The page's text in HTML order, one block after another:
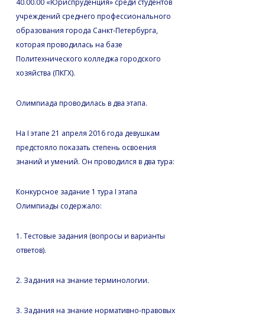
40.00.00 «Юриспруденция» среди студентов
учреждений среднего профессионального
образования города Санкт-Петербурга,
которая проводилась на базе
Политехнического колледжа городского
хозяйства (ПКГХ).
Олимпиада проводилась в два этапа.
На I этапе 21 апреля 2016 года девушкам
предстояло показать степень освоения
знаний и умений. Он проводился в два тура:
Конкурсное задание 1 тура I этапа
Олимпиады содержало:
1. Тестовые задания (вопросы и варианты
ответов).
2. Задания на знание терминологии.
3. Задания на знание нормативно-правовых